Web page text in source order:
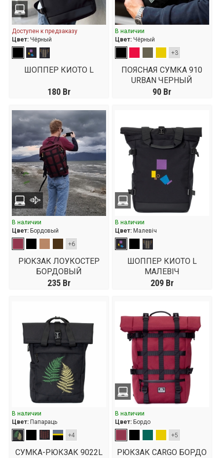
Доступен к предзаказу
Цвет:Чёрный
ШОППЕР КИОТО L
180 Br
В наличии
Цвет:Чёрный
+3
ПОЯСНАЯ СУМКА 910
URBAN ЧЕРНЫЙ
90 Br
В наличии
Цвет: Бордовый
+6
РЮКЗАК ЛОУКОСТЕР
БОРДОВЫЙ
235 Br
В наличии
Цвет: Малевiч
ШОППЕР КИОТО L
МАЛЕВІЧ
209 Br
В наличии
Цвет: Папараць
+4
СУМКА-РЮКЗАК 9022L
В наличии
Цвет: Бордо
+5
РЮКЗАК CARGO БОРДО